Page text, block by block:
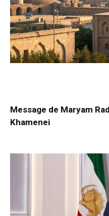
Message de Maryam
Khamenei